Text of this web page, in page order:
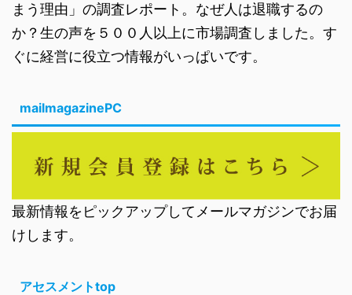
まう理由」の調査レポート。なぜ人は退職するの
か？生の声を５００人以上に市場調査しました。す
ぐに経営に役立つ情報がいっぱいです。
mailmagazinePC
最新情報をピックアップしてメールマガジンでお届
けします。
アセスメントtop